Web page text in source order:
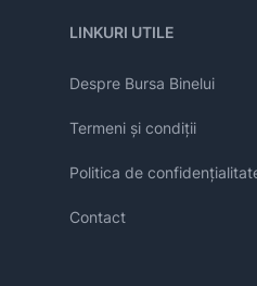
LINKURI UTILE
Despre Bursa Binelui
Termeni și condiții
Politica de
Contact